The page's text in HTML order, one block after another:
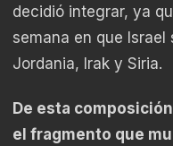
decidió integrar, ya
semana en que
Jordania, Irak y Siria.
De esta
el fragmento que